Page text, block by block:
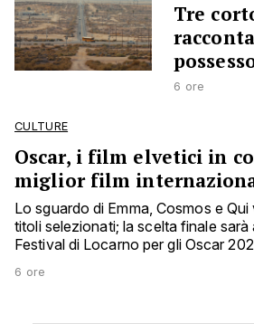
Tre
6 ore
CULTURE
Oscar, i film elvetici in
miglior film
Lo sguardo di Emma, Cosmos e
titoli selezionati; la scelta finale sarà
Festival di Locarno per gli Oscar
6 ore